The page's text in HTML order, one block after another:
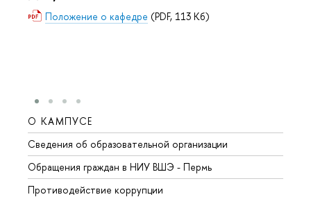
Положение о кафедре (PDF, 113 Кб)
О КАМПУСЕ
Сведения об образовательной организации
Обращения граждан в НИУ ВШЭ - Пермь
Противодействие коррупции